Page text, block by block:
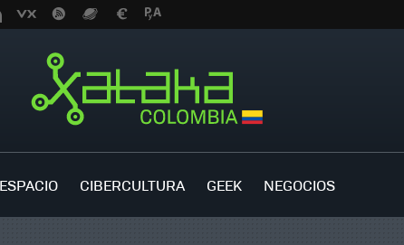
ESPACIO CIBERCULTURA GEEK NEGOCIOS